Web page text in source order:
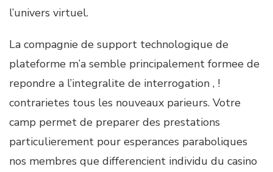
l’univers virtuel.
La compagnie de support technologique de
plateforme m’a semble principalement formee de
repondre a l’integralite de interrogation , !
contrarietes tous les nouveaux parieurs. Votre
camp permet de preparer des prestations
particulierement pour esperances paraboliques
nos membres que differencient individu du casino